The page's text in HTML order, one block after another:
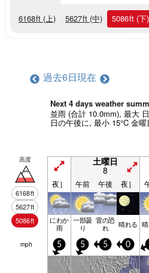
6168ft (上) 5627ft (中) 5086ft (下)
過去6日現在
Next 4 days weather
並雨 (合計 10.0mm), 最大
日の午後に, 最小 15°C 金
高度
6168ft
5627ft
5086ft
土曜日
8
夜］ 午前 午後 夜］
にわか
雨
一部曇
り
雷の恐
れ 晴れる
mph 5 5 5 0